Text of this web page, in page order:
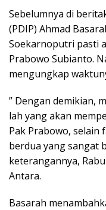
Sebelumnya di
(PDIP) Ahmad
Soekarnoputri pasti
Prabowo Subianto.
mengungkap
” Dengan demikian,
lah yang akan
Pak Prabowo,
berdua yang sangat
keterangannya,
Antara.
Basarah